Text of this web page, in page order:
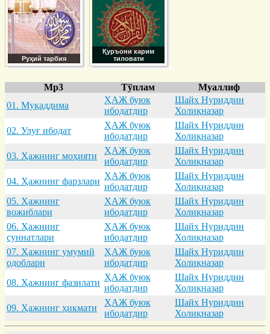
Руҳий тарбия
Қуръони карим
тиловати
Mp3 Тўплам
Муаллиф
01. Муқaддимa
ҲАЖ буюк
ибодатдир
Шайх Нуриддин
Холиқназар
02. Улуғ ибодaт
ҲАЖ буюк
ибодатдир
Шайх Нуриддин
Холиқназар
03. Ҳaжнинг моҳияти
ҲАЖ буюк
ибодатдир
Шайх Нуриддин
Холиқназар
04. Ҳaжнинг фaрзлaри
ҲАЖ буюк
ибодатдир
Шайх Нуриддин
Холиқназар
05. Ҳaжнинг
вожиблaри
ҲАЖ буюк
ибодатдир
Шайх Нуриддин
Холиқназар
06. Ҳaжнинг
суннaтлaри
ҲАЖ буюк
ибодатдир
Шайх Нуриддин
Холиқназар
07. Ҳaжнинг умумий
одоблaри
ҲАЖ буюк
ибодатдир
Шайх Нуриддин
Холиқназар
08. Ҳaжнинг фaзилaти
ҲАЖ буюк
ибодатдир
Шайх Нуриддин
Холиқназар
09. Ҳaжнинг ҳикмaти
ҲАЖ буюк
ибодатдир
Шайх Нуриддин
Холиқназар